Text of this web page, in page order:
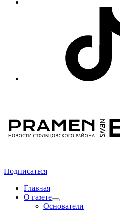
Подписаться
Главная
О газете
Основатели